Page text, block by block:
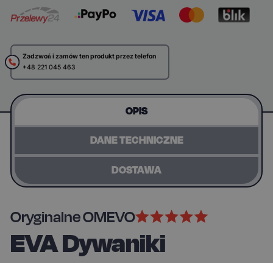
Zadzwoń i zamów ten produkt przez telefon
+48 221 045 463
OPIS
DANE TECHNICZNE
DOSTAWA
Oryginalne OMEVO
EVA Dywaniki